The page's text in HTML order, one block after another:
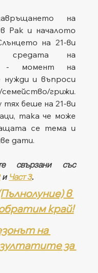
на
Рак и началото
на 21-ви
средата на
- момент на
нужди и въпроси
грижи.
беше на 21-ви
така че може
се тема и
дати.
свързани със
и Част 3.
в
край!
на
за